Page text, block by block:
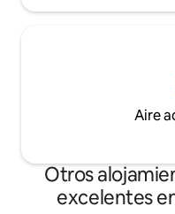
Aire
Otros
excelentes